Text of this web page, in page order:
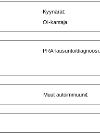
Kyynärät:
OI-kantaja:
PRA-lausunto/diagnoosi:
Muut autoimmuunit: